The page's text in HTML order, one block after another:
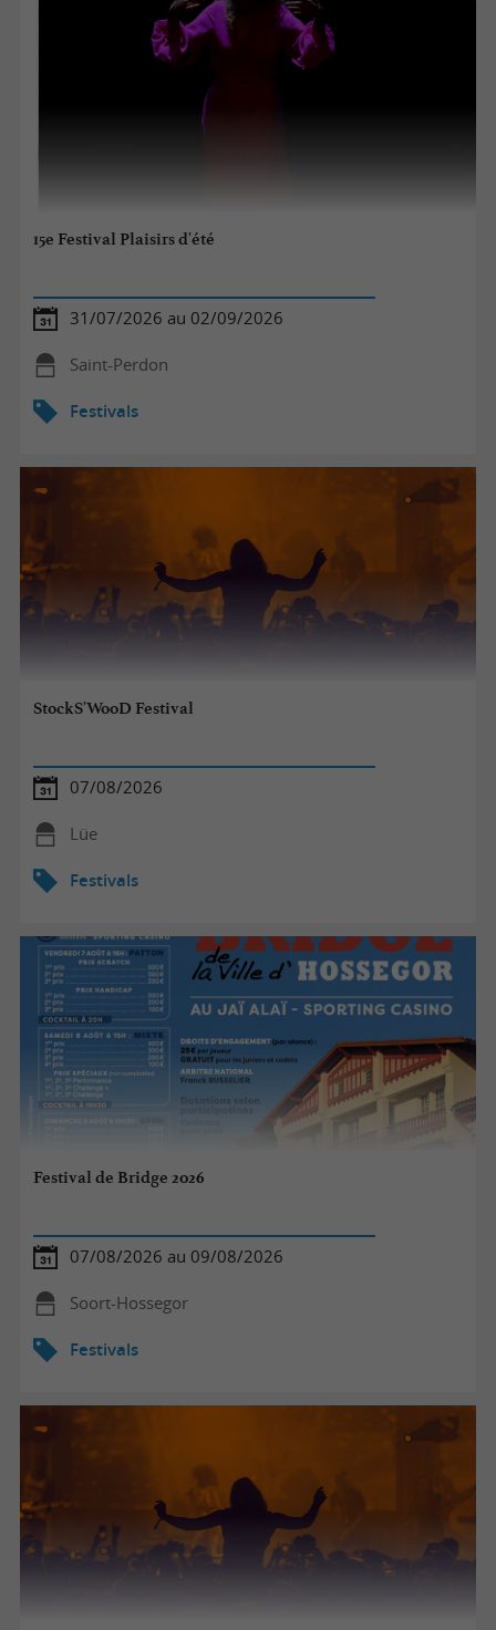
15e Festival Plaisirs d'été
31/07/2026 au 02/09/2026
Saint-Perdon
Festivals
StockS'WooD Festival
07/08/2026
Lüe
Festivals
Festival de Bridge 2026
07/08/2026 au 09/08/2026
Soort-Hossegor
Festivals